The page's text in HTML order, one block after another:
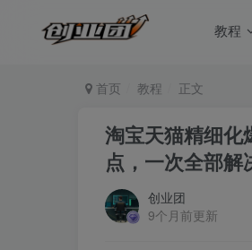
教程
首页 教程 正文
淘宝天猫精细化
点，一次全部解
创业团
9个月前更新